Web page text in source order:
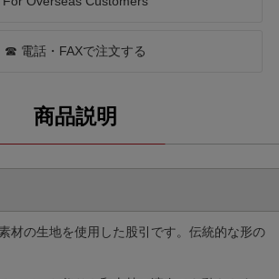
☎ 電話・FAXで注文する
材の生地を使用した股引です。伝統的な形の